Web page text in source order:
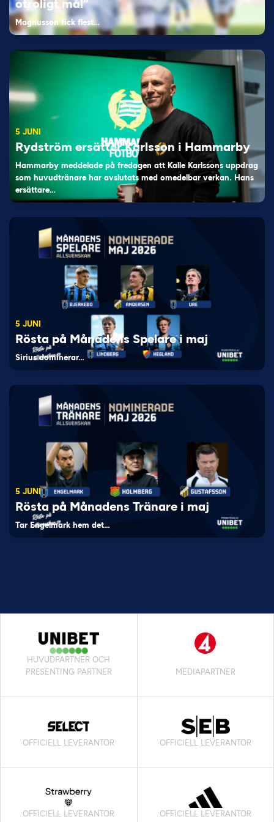
otroligt mål”
Magnusson fick flest…
5 JUNI
Rydström ersätter Karlsson i Hammarby
Hammarby meddelade på fredagen att Kalle Karlssons uppdrag
som huvudtränare har avslutats med omedelbar verkan. Hans
ersättare…
5 JUNI
Rösta på Månadens Spelare i maj
Sirius dominerar…
5 JUNI
Rösta på Månadens Tränare i maj
Tar Engelmark hem det…
HUVUDPARTNER OCH
PRESENTING PARTNER
MEDIAPARTNER
OFFICIELL LEVERANTÖR OFFICIELL LEVERANTÖR
OFFICIELL LEVERANTÖR OFFICIELL LEVERANTÖR